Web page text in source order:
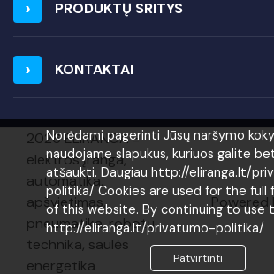
Norėdami pagerinti Jūsų naršymo
naudojame slapukus, kuriuos galite
atšaukti. Daugiau http://eliranga.lt/
politika/ Cookies are used for the full
of this website. By continuing to use
http://eliranga.lt/privatumo-politika/
Patvirtinti
PRODUKTŲ SRITYS
KONTAKTAI
2026 ELIRANGA =
elektros įranga,
automatika,
apšvietimas,
pneumatika, robotų
technika, saulės
energetika